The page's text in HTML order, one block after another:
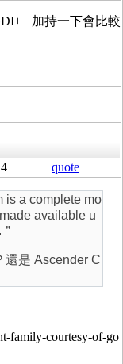
加持一下會比較
quote
is a complete mo
available u
還是 Ascender C
family-courtesy-of-go